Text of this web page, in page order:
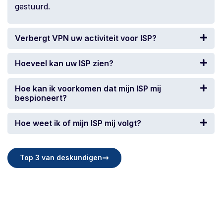
gestuurd.
Verbergt VPN uw activiteit voor ISP?
Hoeveel kan uw ISP zien?
Hoe kan ik voorkomen dat mijn ISP mij
bespioneert?
Hoe weet ik of mijn ISP mij volgt?
Top 3 van deskundigen